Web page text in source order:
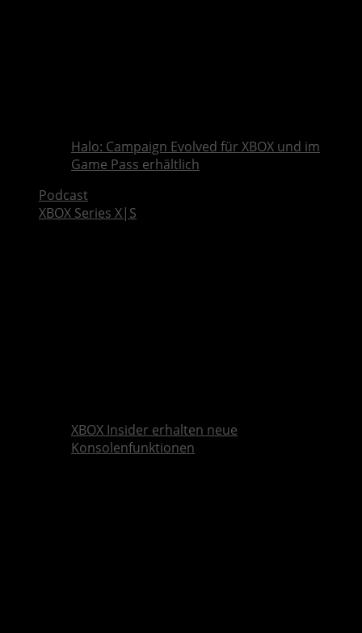
Halo: Campaign Evolved für XBOX und im
Game Pass erhältlich
Podcast
XBOX Series X|S
XBOX Insider erhalten neue
Konsolenfunktionen